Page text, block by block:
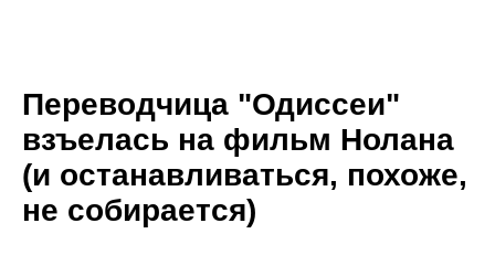
Переводчица "Одиссеи"
взъелась на фильм Нолана
(и останавливаться, похоже,
не собирается)